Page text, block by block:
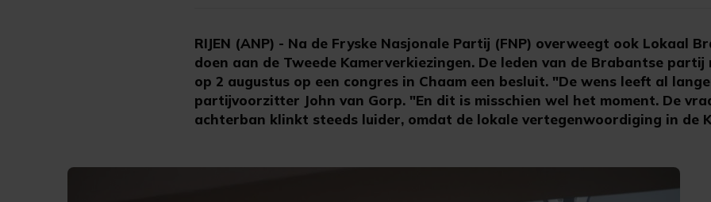
RIJEN (ANP) - Na de Fryske Nasjonale Partij (FNP) overweegt ook Lokaal
doen aan de Tweede Kamerverkiezingen. De leden van de Brabantse partij
op 2 augustus op een congres in Chaam een besluit. "De wens leeft al
partijvoorzitter John van Gorp. "En dit is misschien wel het moment. De
achterban klinkt steeds luider, omdat de lokale vertegenwoordiging in de